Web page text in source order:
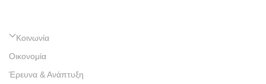
Κοινωνία
Οικονομία
Έρευνα & Ανάπτυξη